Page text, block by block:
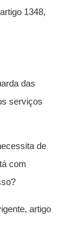
1348,
das
serviços
de
com
artigo